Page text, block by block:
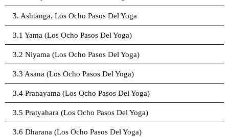
3. Ashtanga, Los Ocho Pasos Del Yoga
3.1 Yama (Los Ocho Pasos Del Yoga)
3.2 Niyama (Los Ocho Pasos Del Yoga)
3.3 Asana (Los Ocho Pasos Del Yoga)
3.4 Pranayama (Los Ocho Pasos Del Yoga)
3.5 Pratyahara (Los Ocho Pasos Del Yoga)
3.6 Dharana (Los Ocho Pasos Del Yoga)